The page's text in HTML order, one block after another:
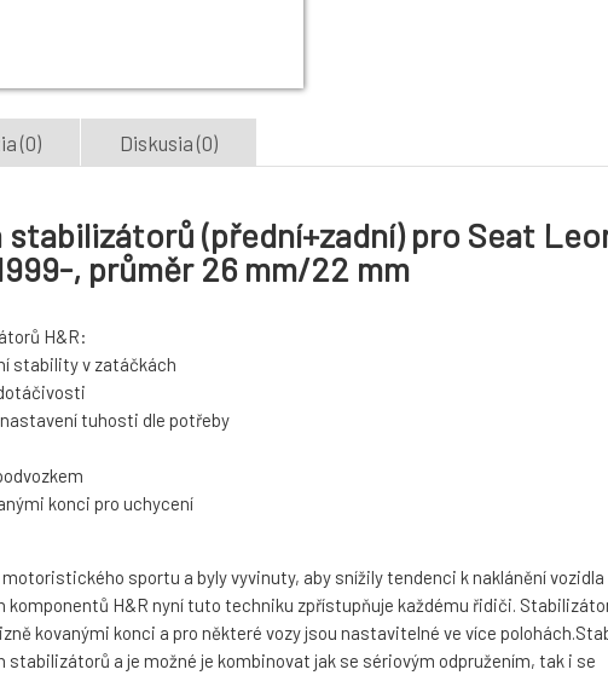
(0) Diskusia (0)
(přední+zadní) pro Seat
, průměr 26 mm/22 mm
H&R:
stability v zatáčkách
tuhosti dle potřeby
konci pro uchycení
sportu a byly vyvinuty, aby snížily tendenci k naklánění vozidla
komponentů H&R nyní tuto techniku zpřístupňuje každému řidiči.
kovanými konci a pro některé vozy jsou nastavitelné ve více
a je možné je kombinovat jak se sériovým odpružením, tak i se